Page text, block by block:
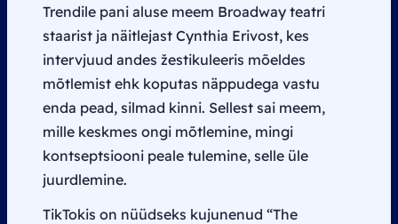
Trendile pani aluse meem Broadway teatri
staarist ja näitlejast Cynthia Erivost, kes
intervjuud andes žestikuleeris mõeldes
mõtlemist ehk koputas näppudega vastu
enda pead, silmad kinni. Sellest sai meem,
mille keskmes ongi mõtlemine, mingi
kontseptsiooni peale tulemine, selle üle
juurdlemine.
TikTokis on nüüdseks kujunenud “The